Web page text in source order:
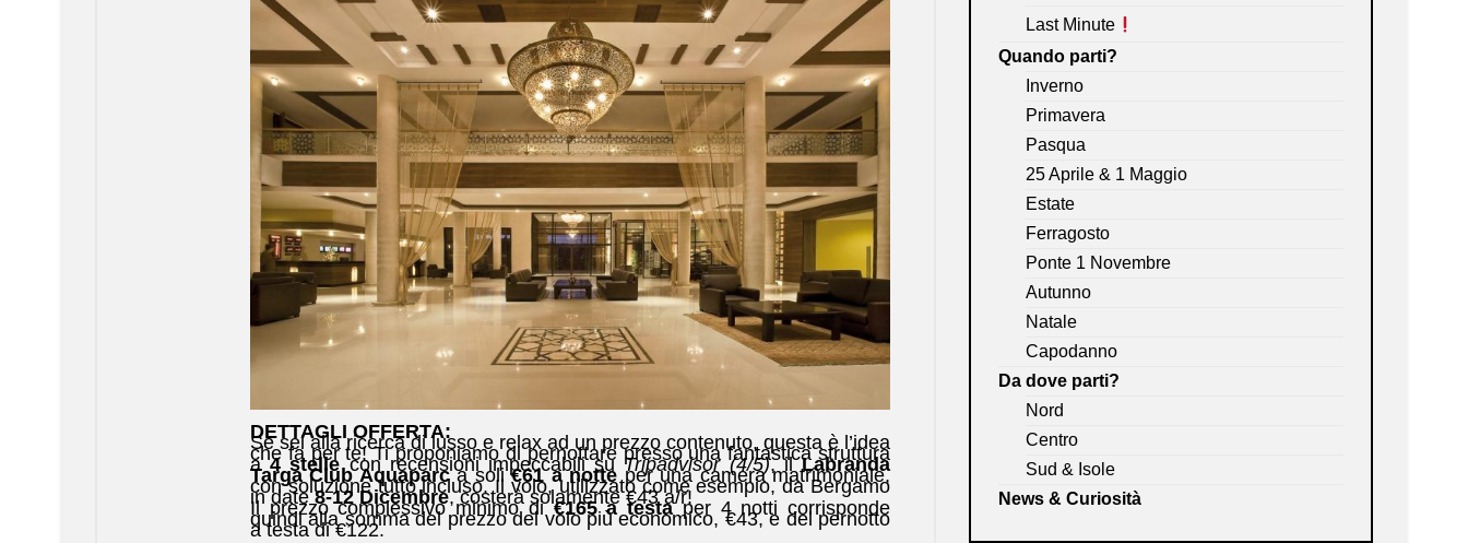
DETTAGLI OFFERTA:
Se sei alla ricerca di lusso e relax ad un prezzo contenuto, questa è l’idea
che fa per te! Ti proponiamo di pernottare presso una fantastica struttura
a4 stellecon recensioni impeccabili su Tripadvisor (4/5), ilLabranda
Targa Club Aquaparca soli€61 a notteper una camera matrimoniale,
con soluzione tutto incluso. Il volo, utilizzato come esempio, da Bergamo
in date8-12 Dicembre, costerà solamente €43 a/r!
Il prezzo complessivo minimo di€165 a testaper 4 notti corrisponde
quindi alla somma del prezzo del volo più economico, €43, e del pernotto
a testa di €122.
Last Minute
Quando parti?
Inverno
Primavera
Pasqua
25 Aprile & 1 Maggio
Estate
Ferragosto
Ponte 1 Novembre
Autunno
Natale
Capodanno
Da dove parti?
Nord
Centro
Sud & Isole
News & Curiosità